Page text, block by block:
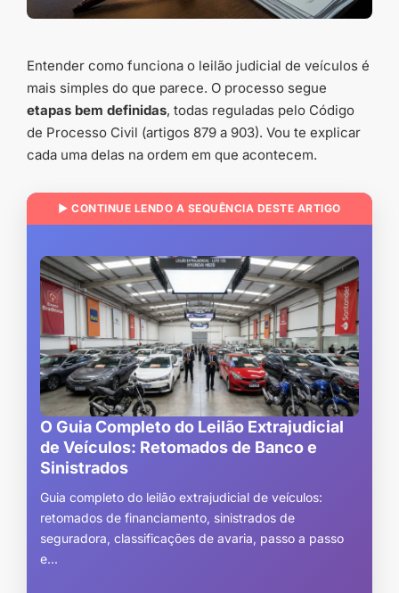
Entender como funciona o leilão judicial de veículos é
mais simples do que parece. O processo segue
etapas bem definidas, todas reguladas pelo Código
de Processo Civil (artigos 879 a 903). Vou te explicar
cada uma delas na ordem em que acontecem.
▶ CONTINUE LENDO A SEQUÊNCIA DESTE ARTIGO
O Guia Completo do Leilão Extrajudicial
de Veículos: Retomados de Banco e
Sinistrados
Guia completo do leilão extrajudicial de veículos:
retomados de financiamento, sinistrados de
seguradora, classificações de avaria, passo a passo
e...